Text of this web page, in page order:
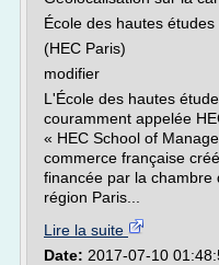
École des hautes
(HEC Paris)
modifier
L'École des hautes
couramment appelée
« HEC School of
commerce française
financée par la
région Paris...
Lire la suite
Date: 2017-07-10